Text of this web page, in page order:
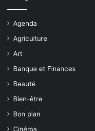
Agenda
Agriculture
Art
Banque et Finances
Beauté
Bien-être
Bon plan
Cinéma